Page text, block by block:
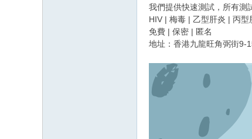
我們提供快速測試，所有測
HIV | 梅毒 | 乙型肝炎 | 丙型
免費 | 保密 | 匿名
地址：香港九龍旺角弼街9-